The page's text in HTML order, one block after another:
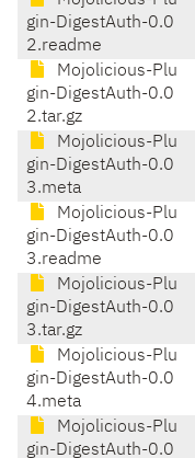
gin-DigestAuth-0.0
2.readme
Mojolicious-Plu
gin-DigestAuth-0.0
2.tar.gz
Mojolicious-Plu
gin-DigestAuth-0.0
3.meta
Mojolicious-Plu
gin-DigestAuth-0.0
3.readme
Mojolicious-Plu
gin-DigestAuth-0.0
3.tar.gz
Mojolicious-Plu
gin-DigestAuth-0.0
4.meta
Mojolicious-Plu
gin-DigestAuth-0.0